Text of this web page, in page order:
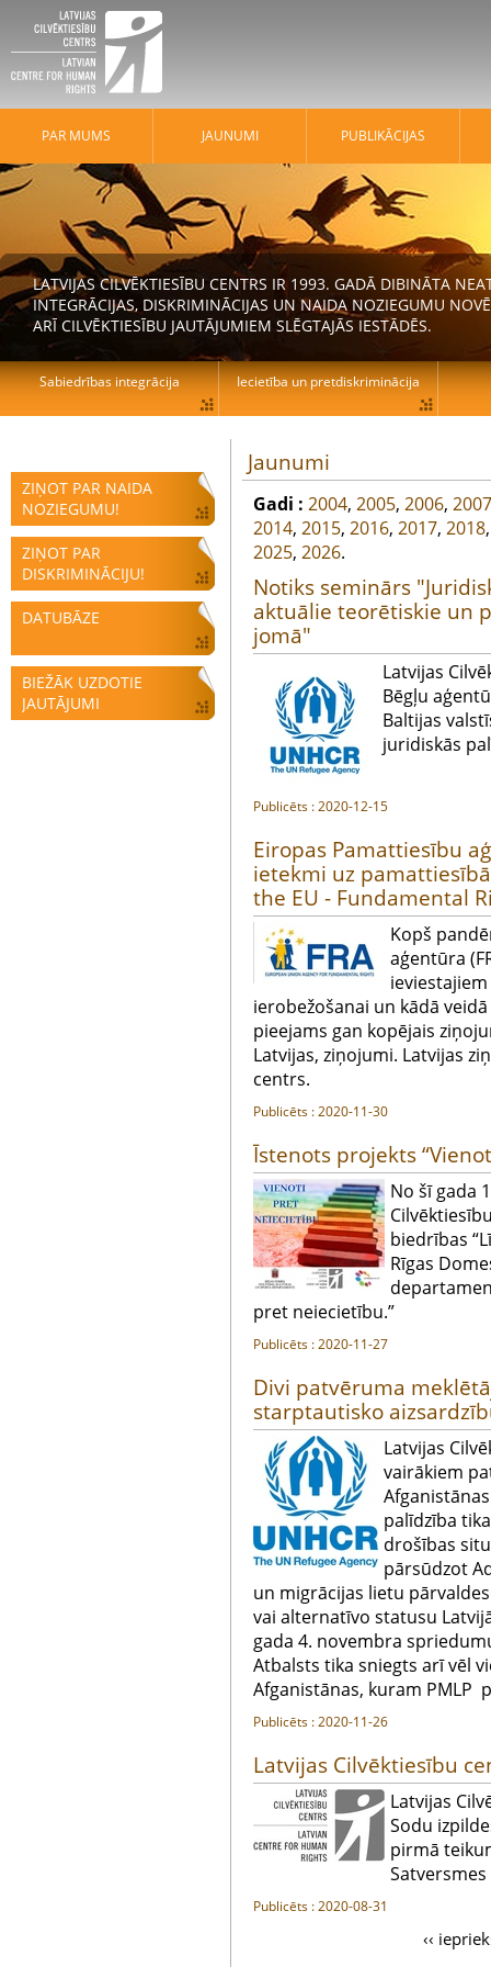
ZIŅOT PAR NAIDA
NOZIEGUMU!
ZIŅOT PAR
DISKRIMINĀCIJU!
DATUBĀZE
BIEŽĀK UZDOTIE
JAUTĀJUMI
Jaunumi
Gadi : 2004, 2005, 2006, 2007
2014, 2015, 2016, 2017, 2018
2025, 2026.
Notiks seminārs
aktuālie teorētiskie un
jomā"
Latvijas
Bēgļu
Baltijas
juridiskās
Publicēts : 2020-12-15
Eiropas Pamattiesību
ietekmi uz
the EU - Fundamental
Kopš
aģentūra
ierobežošanai un kādā
pieejams gan kopējais
Latvijas, ziņojumi. Latvijas
centrs.
Publicēts : 2020-11-30
Īstenots projekts
No šī gada
biedrības
Rīgas
pret neiecietību.”
Publicēts : 2020-11-27
Divi patvēruma
starptautisko
Latvijas
vairākiem
palīdzība
drošības
pārsūdzot
un migrācijas lietu
vai alternatīvo statusu
gada 4. novembra
Atbalsts tika sniegts arī vēl
Afganistānas, kuram PMLP
Publicēts : 2020-11-26
Latvijas Cilvēktiesību
Latvijas
Sodu
pirmā
Publicēts : 2020-08-31
‹‹
PAR MUMS JAUNUMI PUBLIKĀCIJAS
LATVIJAS CILVĒKTIESĪBU CENTRS IR 1993. GADĀ DIBINĀTA
INTEGRĀCIJAS, DISKRIMINĀCIJAS UN NAIDA NOZIEGUMU
ARĪ CILVĒKTIESĪBU JAUTĀJUMIEM SLĒGTAJĀS IESTĀDĒS.
Sabiedrības integrācija Iecietība un pretdiskriminācija